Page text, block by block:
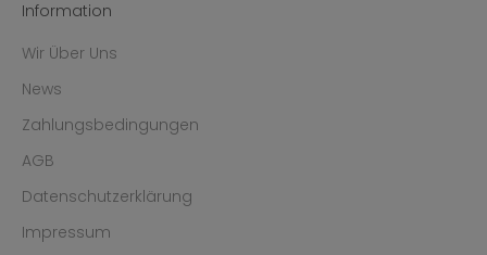
Information
Wir Über Uns
News
Zahlungsbedingungen
AGB
Datenschutzerklärung
Impressum